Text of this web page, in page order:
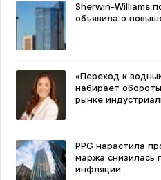
Sherwin-Williams
объявила о
«Переход к
набирает
рынке
PPG нарастила
маржа снизилась
инфляции